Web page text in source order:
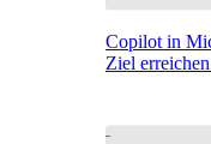
Copilot in
Ziel